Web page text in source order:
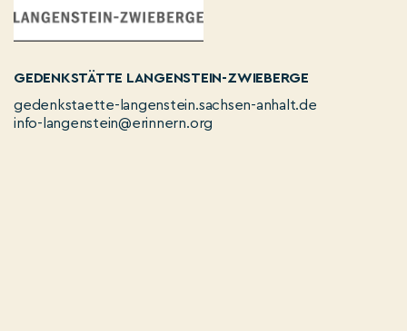
GEDENKSTÄTTE LANGENSTEIN-ZWIEBERGE
gedenkstaette-langenstein.sachsen-anhalt.de
info-langenstein@erinnern.org